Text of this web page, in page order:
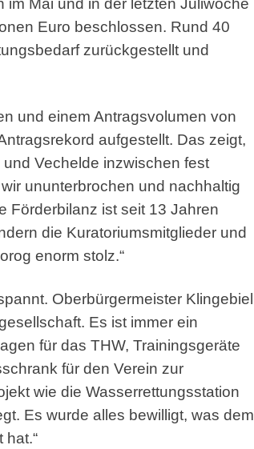
Mai und in der letzten Juliwoche
Euro beschlossen. Rund 40
zurückgestellt und
und einem Antragsvolumen von
aufgestellt. Das zeigt,
Vechelde inzwischen fest
ununterbrochen und nachhaltig
Förderbilanz ist seit 13 Jahren
die Kuratoriumsmitglieder und
enorm stolz.“
Oberbürgermeister Klingebiel
Es ist immer ein
für das THW, Trainingsgeräte
für den Verein zur
wie die Wasserrettungsstation
Es wurde alles bewilligt, was dem